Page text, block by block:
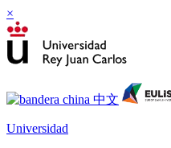
×
Universidad